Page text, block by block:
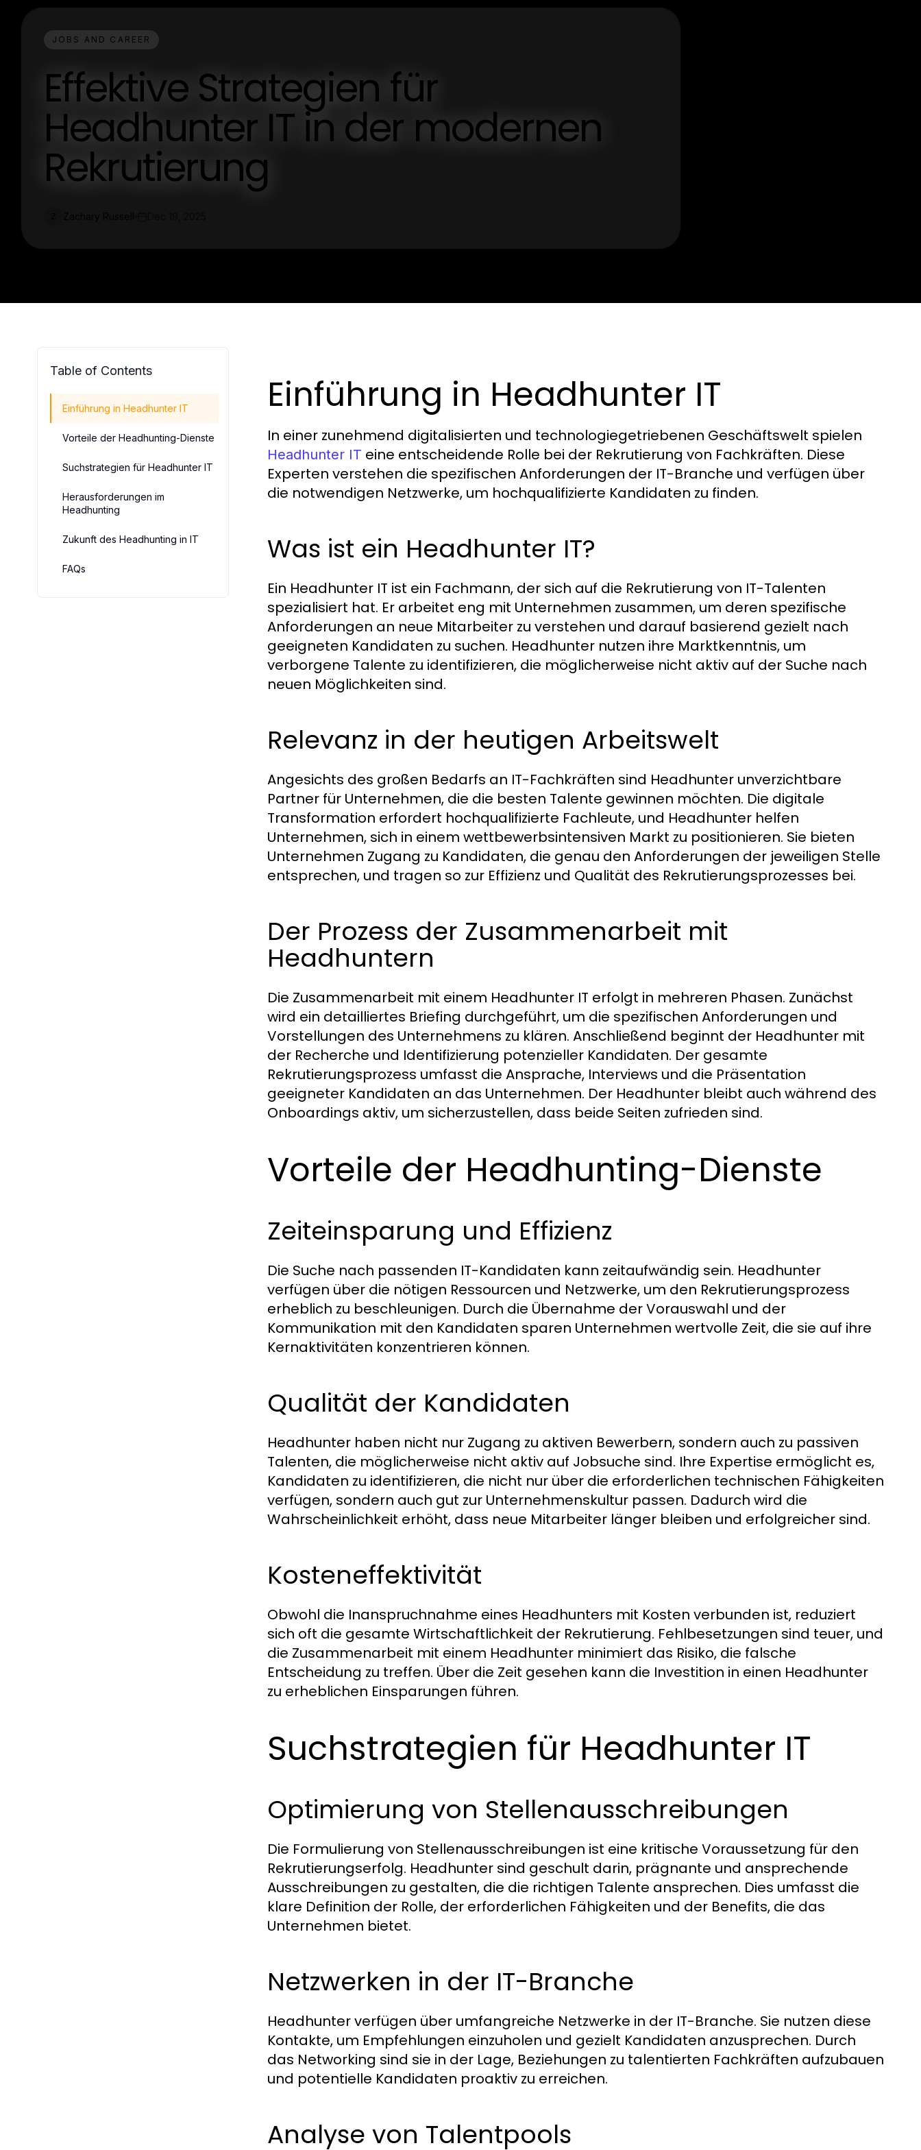
JOBS AND CAREER
Effektive Strategien für
Headhunter IT in der modernen
Rekrutierung
Table of Contents
Einführung in Headhunter IT
Vorteile der Headhunting-Dienste
Suchstrategien für Headhunter IT
Herausforderungen im
Headhunting
Zukunft des Headhunting in IT
FAQs
Einführung in Headhunter IT
In einer zunehmend digitalisierten und technologiegetriebenen Geschäftswelt spielen
Headhunter IT eine entscheidende Rolle bei der Rekrutierung von Fachkräften. Diese
Experten verstehen die spezifischen Anforderungen der IT-Branche und verfügen über
die notwendigen Netzwerke, um hochqualifizierte Kandidaten zu finden.
Was ist ein Headhunter IT?
Ein Headhunter IT ist ein Fachmann, der sich auf die Rekrutierung von IT-Talenten
spezialisiert hat. Er arbeitet eng mit Unternehmen zusammen, um deren spezifische
Anforderungen an neue Mitarbeiter zu verstehen und darauf basierend gezielt nach
geeigneten Kandidaten zu suchen. Headhunter nutzen ihre Marktkenntnis, um
verborgene Talente zu identifizieren, die möglicherweise nicht aktiv auf der Suche nach
neuen Möglichkeiten sind.
Relevanz in der heutigen Arbeitswelt
Angesichts des großen Bedarfs an IT-Fachkräften sind Headhunter unverzichtbare
Partner für Unternehmen, die die besten Talente gewinnen möchten. Die digitale
Transformation erfordert hochqualifizierte Fachleute, und Headhunter helfen
Unternehmen, sich in einem wettbewerbsintensiven Markt zu positionieren. Sie bieten
Unternehmen Zugang zu Kandidaten, die genau den Anforderungen der jeweiligen Stelle
entsprechen, und tragen so zur Effizienz und Qualität des Rekrutierungsprozesses bei.
Der Prozess der Zusammenarbeit mit
Headhuntern
Die Zusammenarbeit mit einem Headhunter IT erfolgt in mehreren Phasen. Zunächst
wird ein detailliertes Briefing durchgeführt, um die spezifischen Anforderungen und
Vorstellungen des Unternehmens zu klären. Anschließend beginnt der Headhunter mit
der Recherche und Identifizierung potenzieller Kandidaten. Der gesamte
Rekrutierungsprozess umfasst die Ansprache, Interviews und die Präsentation
geeigneter Kandidaten an das Unternehmen. Der Headhunter bleibt auch während des
Onboardings aktiv, um sicherzustellen, dass beide Seiten zufrieden sind.
Vorteile der Headhunting-Dienste
Zeiteinsparung und Effizienz
Die Suche nach passenden IT-Kandidaten kann zeitaufwändig sein. Headhunter
verfügen über die nötigen Ressourcen und Netzwerke, um den Rekrutierungsprozess
erheblich zu beschleunigen. Durch die Übernahme der Vorauswahl und der
Kommunikation mit den Kandidaten sparen Unternehmen wertvolle Zeit, die sie auf ihre
Kernaktivitäten konzentrieren können.
Qualität der Kandidaten
Headhunter haben nicht nur Zugang zu aktiven Bewerbern, sondern auch zu passiven
Talenten, die möglicherweise nicht aktiv auf Jobsuche sind. Ihre Expertise ermöglicht es,
Kandidaten zu identifizieren, die nicht nur über die erforderlichen technischen Fähigkeiten
verfügen, sondern auch gut zur Unternehmenskultur passen. Dadurch wird die
Wahrscheinlichkeit erhöht, dass neue Mitarbeiter länger bleiben und erfolgreicher sind.
Kosteneffektivität
Obwohl die Inanspruchnahme eines Headhunters mit Kosten verbunden ist, reduziert
sich oft die gesamte Wirtschaftlichkeit der Rekrutierung. Fehlbesetzungen sind teuer, und
die Zusammenarbeit mit einem Headhunter minimiert das Risiko, die falsche
Entscheidung zu treffen. Über die Zeit gesehen kann die Investition in einen Headhunter
zu erheblichen Einsparungen führen.
Suchstrategien für Headhunter IT
Optimierung von Stellenausschreibungen
Die Formulierung von Stellenausschreibungen ist eine kritische Voraussetzung für den
Rekrutierungserfolg. Headhunter sind geschult darin, prägnante und ansprechende
Ausschreibungen zu gestalten, die die richtigen Talente ansprechen. Dies umfasst die
klare Definition der Rolle, der erforderlichen Fähigkeiten und der Benefits, die das
Unternehmen bietet.
Netzwerken in der IT-Branche
Headhunter verfügen über umfangreiche Netzwerke in der IT-Branche. Sie nutzen diese
Kontakte, um Empfehlungen einzuholen und gezielt Kandidaten anzusprechen. Durch
das Networking sind sie in der Lage, Beziehungen zu talentierten Fachkräften aufzubauen
und potentielle Kandidaten proaktiv zu erreichen.
Analyse von Talentpools